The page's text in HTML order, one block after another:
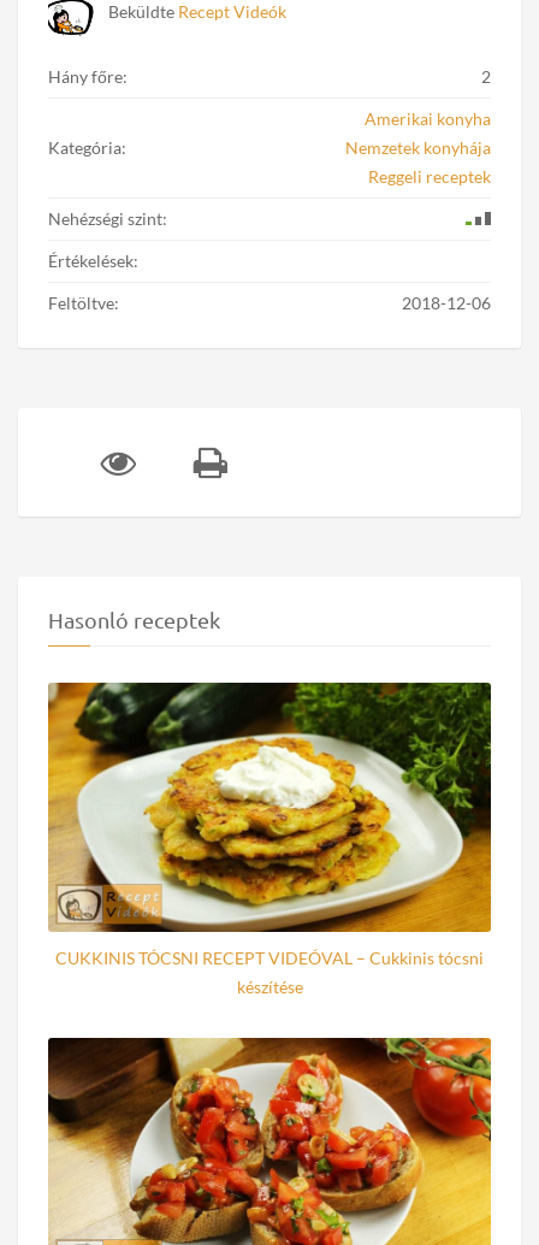
Beküldte Recept Videók
Hány főre: 2
Kategória:
Amerikai konyha
Nemzetek konyhája
Reggeli receptek
Nehézségi szint:
Értékelések:
Feltöltve: 2018-12-06
Hasonló receptek
CUKKINIS TÓCSNI RECEPT VIDEÓVAL – Cukkinis tócsni
készítése